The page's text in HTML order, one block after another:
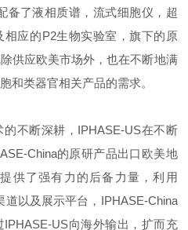
备了液相质谱，流式细胞仪，超
应的P2生物实验室，旗下的原
供应欧美市场外，也在不断地满
和类器官相关产品的需求。
不断深耕，IPHASE-US在不断
China的原研产品出口欧美地
供了强有力的后备力量，利用
以及展示平台，IPHASE-China
US向海外输出，扩而充